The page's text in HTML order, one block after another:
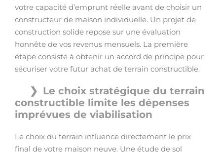
votre capacité d’emprunt réelle avant de choisir un
constructeur de maison individuelle. Un projet de
construction solide repose sur une évaluation
honnête de vos revenus mensuels. La première
étape consiste à obtenir un accord de principe pour
sécuriser votre futur achat de terrain constructible.
Le choix stratégique du terrain
constructible limite les dépenses
imprévues de viabilisation
Le choix du terrain influence directement le prix
final de votre maison neuve. Une étude de sol